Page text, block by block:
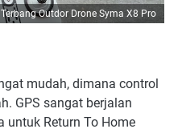
Terbang Outdor Drone Syma X8 Pro
mudah, dimana control
GPS sangat berjalan
untuk Return To Home